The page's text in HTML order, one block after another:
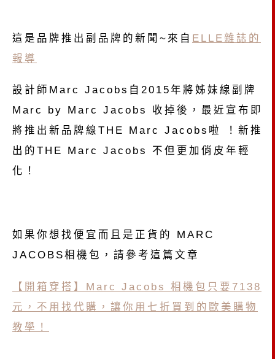
這是品牌推出副品牌的新聞~來自 ELLE雜誌的
報導
設計師Marc Jacobs自2015年將姊妹線副牌
Marc by Marc Jacobs 收掉後，最近宣布即
將推出新品牌線THE Marc Jacobs啦 ！新推
出的THE Marc Jacobs 不但更加俏皮年輕
化！
如果你想找便宜而且是正貨的 MARC
JACOBS相機包，請參考這篇文章
【開箱穿搭】Marc Jacobs 相機包只要7138
元，不用找代購，讓你用七折買到的歐美購物
教學！